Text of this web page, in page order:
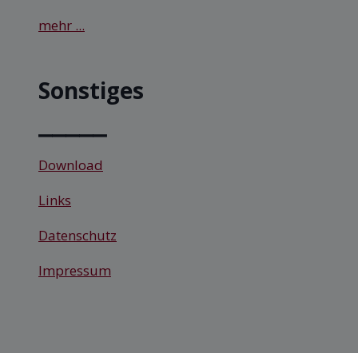
mehr ...
Sonstiges
Download
Links
Datenschutz
Impressum